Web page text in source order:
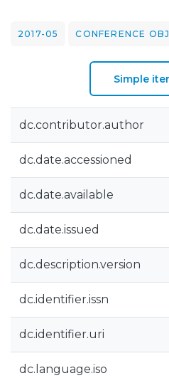
2017-05 CONFERENCE
Simple
dc.contributor.author
dc.date.accessioned
dc.date.available
dc.date.issued
dc.description.version
dc.identifier.issn
dc.identifier.uri
dc.language.iso